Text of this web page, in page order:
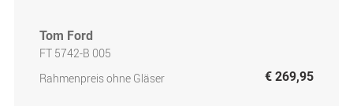
Tom Ford
FT 5742-B 005
Rahmenpreis ohne Gläser
€ 269,95